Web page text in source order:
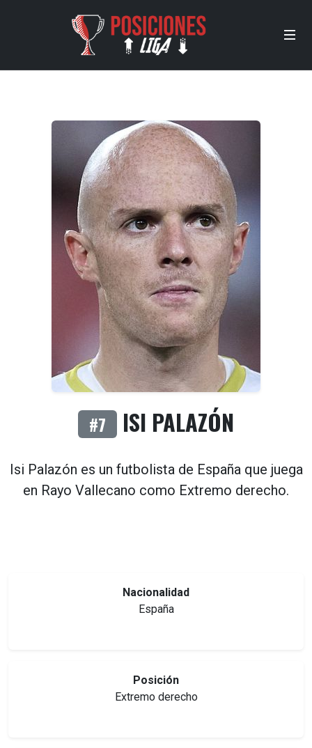
#7 ISI PALAZÓN
Isi Palazón es un futbolista de Españaque juega
en Rayo Vallecano como Extremo derecho.
Nacionalidad
España
Posición
Extremo derecho